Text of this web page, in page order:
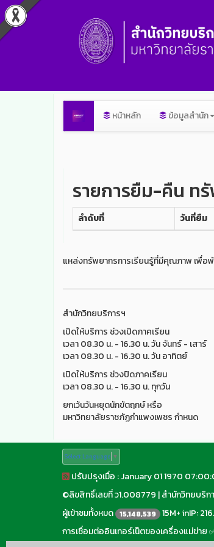
หน้าหลัก ข้อมูลสำนัก
รายการยืม-คืน ท
ลำดับที่ วันที่ยืม
แหล่งทรัพยากรการเรียนรู้ที่มีคุณภาพ เพื่
สำนักวิทยบริการฯ
เปิดให้บริการ ช่วงเปิดภาคเรียน
เวลา 08.30 น. - 16.30 น. วัน จันทร์ - เสาร์
เวลา 08.30 น. - 16.30 น. วัน อาทิตย์
เปิดให้บริการ ช่วงปิดภาคเรียน
เวลา 08.30 น. - 16.30 น. ทุกวัน
ยกเว้นวันหยุดนักขัตฤกษ์ หรือ
มหาวิทยาลัยราชภัฏกำแพงเพชร กำหนด
Select Language ▼
ปรับปรุงเมื่อ : January 01 1970
©ลิขสิทธิ์เลขที่ ว1.008779 |สำนักวิทยบริก
ผู้เข้าชมทั้งหมด 15,148,539 15M+ inIP:
การเชื่อมต่ออินเทอร์เน็ตของเครื่องแม่ข่าย